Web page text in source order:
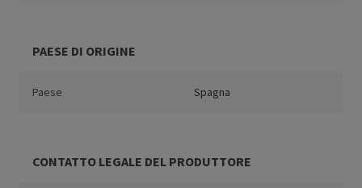
PAESE DI ORIGINE
Paese Spagna
CONTATTO LEGALE DEL PRODUTTORE